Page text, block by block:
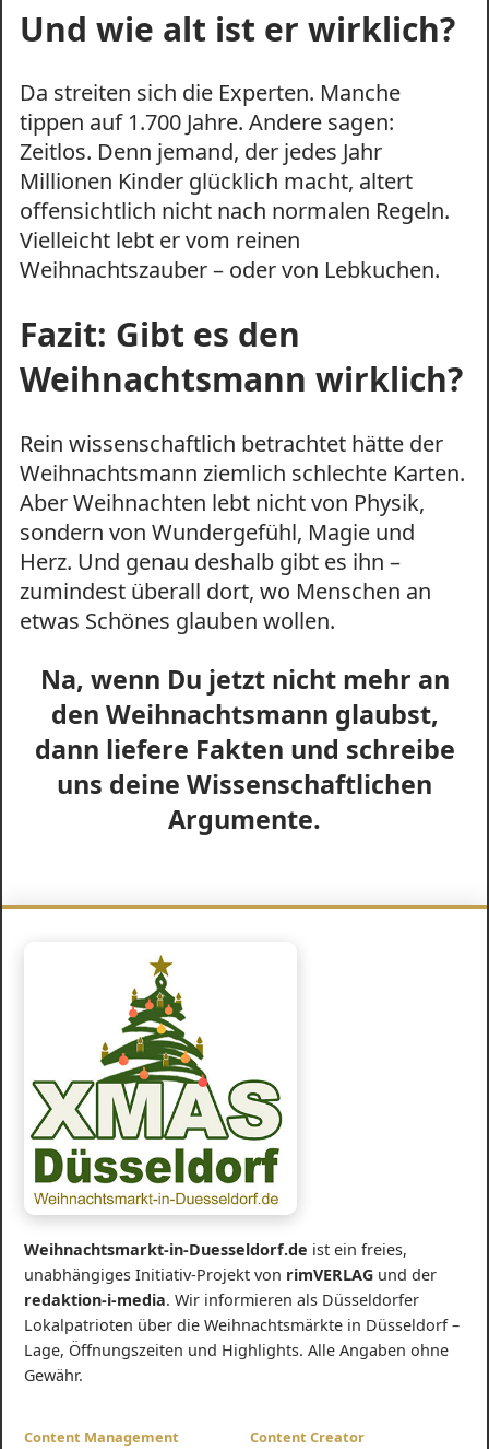
Und wie alt ist er wirklich?
Da streiten sich die Experten. Manche
tippen auf 1.700 Jahre. Andere sagen:
Zeitlos. Denn jemand, der jedes Jahr
Millionen Kinder glücklich macht, altert
offensichtlich nicht nach normalen Regeln.
Vielleicht lebt er vom reinen
Weihnachtszauber – oder von Lebkuchen.
Fazit: Gibt es den
Weihnachtsmann wirklich?
Rein wissenschaftlich betrachtet hätte der
Weihnachtsmann ziemlich schlechte Karten.
Aber Weihnachten lebt nicht von Physik,
sondern von Wundergefühl, Magie und
Herz. Und genau deshalb gibt es ihn –
zumindest überall dort, wo Menschen an
etwas Schönes glauben wollen.
Na, wenn Du jetzt nicht mehr an
den Weihnachtsmann glaubst,
dann liefere Fakten und schreibe
uns deine Wissenschaftlichen
Argumente.
Weihnachtsmarkt-in-Duesseldorf.de ist ein freies,
unabhängiges Initiativ-Projekt von rimVERLAG und der
redaktion-i-media. Wir informieren als Düsseldorfer
Lokalpatrioten über die Weihnachtsmärkte in Düsseldorf –
Lage, Öffnungszeiten und Highlights. Alle Angaben ohne
Gewähr.
Content Management Content Creator